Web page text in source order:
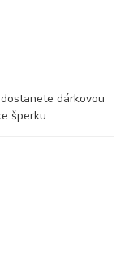
dárkovou
šperku.